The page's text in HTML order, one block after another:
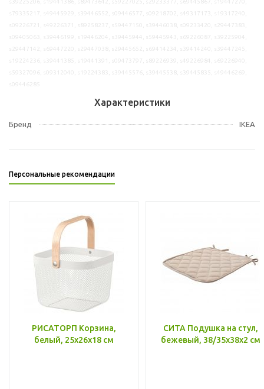
Характеристики
Бренд IKEA
Персональные рекомендации
РИСАТОРП Корзина,
белый, 25x26x18 см
СИТА Подушка на стул,
бежевый, 38/35x38x2 см